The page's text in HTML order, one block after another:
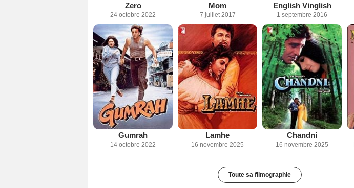
Zero
24 octobre 2022
Mom
7 juillet 2017
English Vinglish
1 septembre 2016
Gumrah
14 octobre 2022
Lamhe
16 novembre 2025
Chandni
16 novembre 2025
Toute sa filmographie